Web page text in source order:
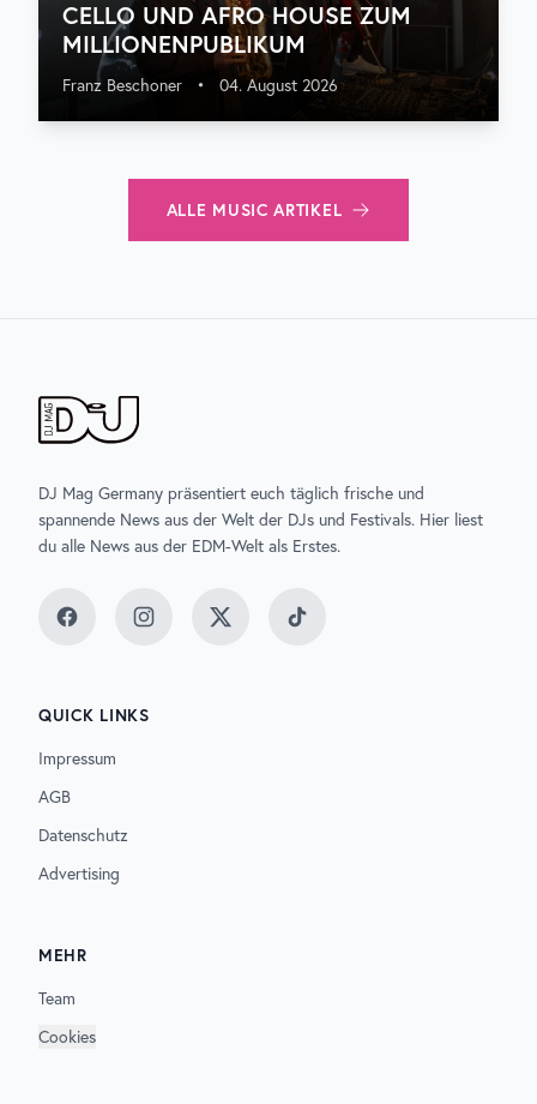
CELLO UND AFRO HOUSE ZUM
MILLIONENPUBLIKUM
Franz Beschoner • 04. August 2026
ALLE MUSIC ARTIKEL
DJ Mag Germany präsentiert euch täglich frische und
spannende News aus der Welt der DJs und Festivals. Hier liest
du alle News aus der EDM-Welt als Erstes.
FacebookInstagramTwitter TikTok
QUICK LINKS
Impressum
AGB
Datenschutz
Advertising
MEHR
Team
Cookies